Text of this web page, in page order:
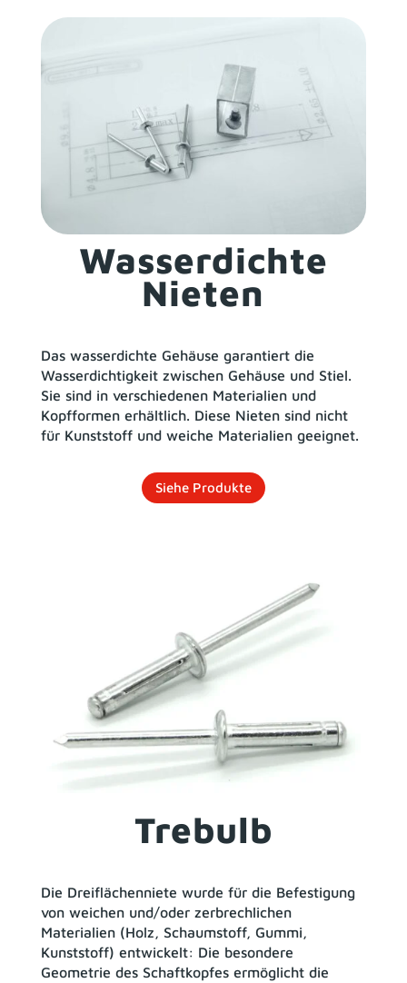
Wasserdichte
Nieten
Das wasserdichte Gehäuse garantiert die
Wasserdichtigkeit zwischen Gehäuse und Stiel.
Sie sind in verschiedenen Materialien und
Kopfformen erhältlich. Diese Nieten sind nicht
für Kunststoff und weiche Materialien geeignet.
Siehe Produkte
Trebulb
Die Dreiflächenniete wurde für die Befestigung
von weichen und/oder zerbrechlichen
Materialien (Holz, Schaumstoff, Gummi,
Kunststoff) entwickelt: Die besondere
Geometrie des Schaftkopfes ermöglicht die